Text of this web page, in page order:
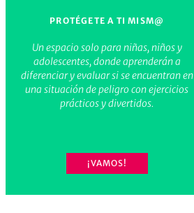
PROTÉGETE A TI MISM@
Un espacio solo para niñas, niños y
adolescentes, donde aprenderán a
diferenciar y evaluar si se encuentran en
una situación de peligro con ejercicios
prácticos y divertidos.
¡VAMOS!